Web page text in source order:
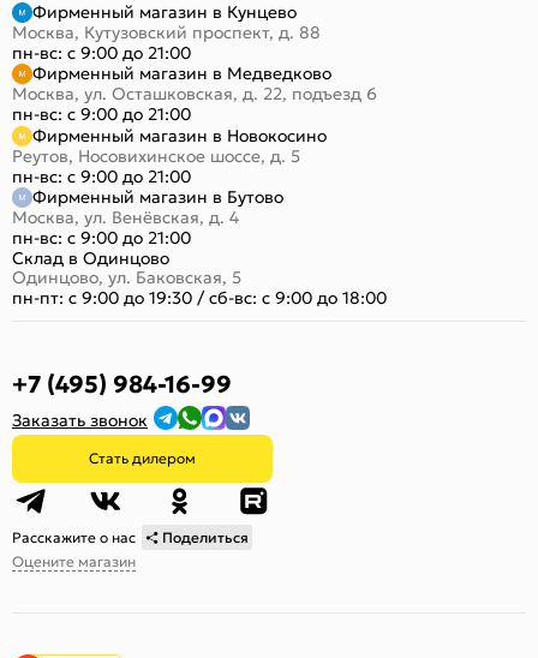
Фирменный магазин в Кунцево
Москва, Кутузовский проспект, д. 88
пн-вс: с 9:00 до 21:00
Фирменный магазин в Медведково
Москва, ул. Осташковская, д. 22, подъезд 6
пн-вс: с 9:00 до 21:00
Фирменный магазин в Новокосино
Реутов, Носовихинское шоссе, д. 5
пн-вс: с 9:00 до 21:00
Фирменный магазин в Бутово
Москва, ул. Венёвская, д. 4
пн-вс: с 9:00 до 21:00
Склад в Одинцово
Одинцово, ул. Баковская, 5
пн-пт: с 9:00 до 19:30 /сб-вс: с 9:00 до 18:00
+7 (495) 984-16-99
Заказать звонок
Стать дилером
Расскажите о нас
Поделиться
Оцените магазин